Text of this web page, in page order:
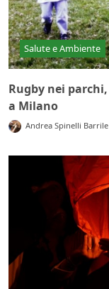
Salute e Ambiente
Rugby nei
a Milano
Andrea Spinelli Barrile